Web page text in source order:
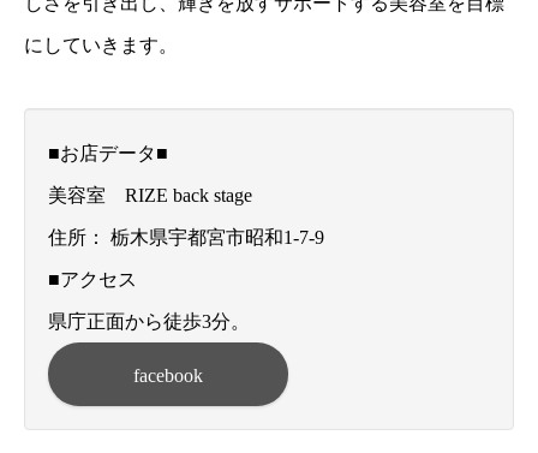
にしていきます。
■お店データ■
美容室 RIZE back stage
住所： 栃木県宇都宮市昭和1-7-9
■アクセス
県庁正面から徒歩3分。
facebook